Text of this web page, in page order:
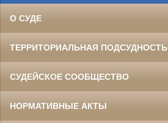
О СУДЕ
ТЕРРИТОРИАЛЬНАЯ ПОДСУДНОСТЬ
СУДЕЙСКОЕ СООБЩЕСТВО
НОРМАТИВНЫЕ АКТЫ